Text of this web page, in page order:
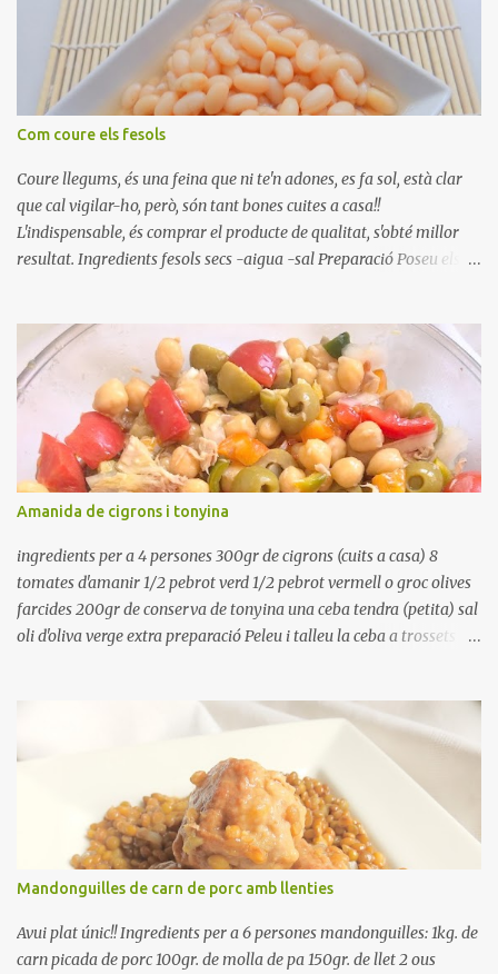
Com coure els fesols
Coure llegums, és una feina que ni te'n adones, es fa sol, està clar
que cal vigilar-ho, però, són tant bones cuites a casa!!
L'indispensable, és comprar el producte de qualitat, s'obté millor
resultat. Ingredients fesols secs -aigua -sal Preparació Poseu els
quan arrenca el bull, canvieu l'aigua bullint, per aigua freda,
repetiu dues o tres vegades, abaixeu el foc i atureu la ebullició, dues
o tres vegades afegint aigua freda, han de coure a foc baix, quasi
be, sense bullir i sempre sempre, amb l'olla tapada, entre 1 hora i 1
hora i mitja. Saleu 10 minuts abans de retirar del foc. Heu de veure
vosaltres el moment en que ja estan cuites. Anotacions Deixeu
refredar en la mateixa olla. El caldo de coure els fesols, es pot
utilitzar per una crema o sopa. Ingredientes judias -agua -sal
Preparación Ponga las judías a r...
Amanida de cigrons i tonyina
ingredients per a 4 persones 300gr de cigrons (cuits a casa) 8
tomates d'amanir 1/2 pebrot verd 1/2 pebrot vermell o groc olives
farcides 200gr de conserva de tonyina una ceba tendra (petita) sal
oli d'oliva verge extra preparació Peleu i talleu la ceba a trossets i
Renteu les tomates i talleu-les a octaus. Talleu les olives a
rodanxes. Una hora abans de portar a la taula, poseu els cigrons,
ben escorreguts, en un bol, amb la resta d'ingredients: les tomates,
el pebrot, la ceba, (escorreguda), les olives i la tonyina esmicolada.
Amaniu amb sal i oli... bon profit!!
Mandonguilles de carn de porc amb llenties
Avui plat únic!! Ingredients per a 6 persones mandonguilles: 1kg. de
carn picada de porc 100gr. de molla de pa 150gr. de llet 2 ous